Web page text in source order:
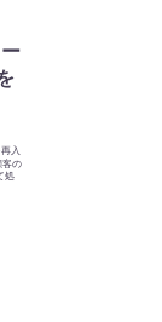
入
客の
処